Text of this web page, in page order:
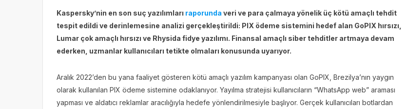
Kaspersky’nin en son suç yazılımları raporunda veri ve para çalmaya yönelik üç kötü amaçlı tehdit
tespit edildi ve derinlemesine analizi gerçekleştirildi: PIX ödeme sistemini hedef alan GoPIX hırsızı,
Lumar çok amaçlı hırsızı ve Rhysida fidye yazılımı. Finansal amaçlı siber tehditler artmaya devam
ederken, uzmanlar kullanıcıları tetikte olmaları konusunda uyarıyor.
Aralık 2022’den bu yana faaliyet gösteren kötü amaçlı yazılım kampanyası olan GoPIX, Brezilya’nın yaygın
olarak kullanılan PIX ödeme sistemine odaklanıyor. Yayılma stratejisi kullanıcıların “WhatsApp web” araması
yapması ve aldatıcı reklamlar aracılığıyla hedefe yönlendirilmesiyle başlıyor. Gerçek kullanıcıları botlardan